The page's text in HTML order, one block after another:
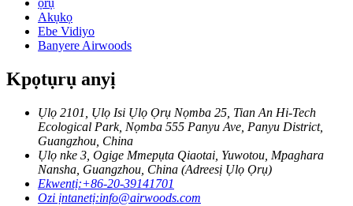
ọrụ
Akụkọ
Ebe Vidiyo
Banyere Airwoods
Kpọtụrụ anyị
Ụlọ 2101, Ụlọ Isi Ụlọ Ọrụ Nọmba 25, Tian An Hi-Tech
Ecological Park, Nọmba 555 Panyu Ave, Panyu District,
Guangzhou, China
Ụlọ nke 3, Ogige Mmepụta Qiaotai, Yuwotou, Mpaghara
Nansha, Guangzhou, China (Adreesị Ụlọ Ọrụ)
Ekwentị:+86-20-39141701
Ozi ịntanetị:info@airwoods.com